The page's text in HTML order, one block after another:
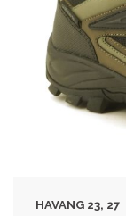
HAVANG 23, 27
Unisex
aktive
laget i